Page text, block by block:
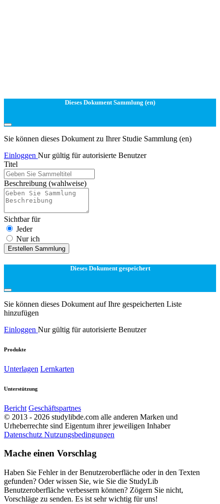
Dieses Dokument Sammlung (en)
Sie können dieses Dokument zu Ihrer Studie Sammlung (en)
Einloggen Nur gültig für autorisierte Benutzer
Titel
Beschreibung (wahlweise)
Sichtbar für
Jeder
Nur ich
Erstellen Sammlung
Dieses Dokument gespeichert
Sie können dieses Dokument auf Ihre gespeicherten Liste
hinzufügen
Einloggen Nur gültig für autorisierte Benutzer
Produkte
Unterlagen Lernkarten
Unterstützung
Bericht Geschäftspartnes
© 2013 - 2026 studylibde.com alle anderen Marken und
Urheberrechte sind Eigentum ihrer jeweiligen Inhaber
Datenschutz Nutzungsbedingungen
Mache einen Vorschlag
Haben Sie Fehler in der Benutzeroberfläche oder in den Texten
gefunden? Oder wissen Sie, wie Sie die StudyLib
Benutzeroberfläche verbessern können? Zögern Sie nicht,
Vorschläge zu senden. Es ist sehr wichtig für uns!